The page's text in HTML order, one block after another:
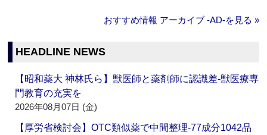
おすすめ情報 アーカイブ ‐AD‐を見る »
HEADLINE NEWS
【昭和薬大 神林氏ら】獣医師と薬剤師に認識差‐獣医療専
門教育の充実を
2026年08月07日 (金)
【厚労省検討会】OTC類似薬で中間整理‐77成分1042品